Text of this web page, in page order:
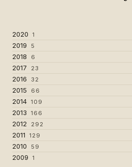
2020 1
2019 5
2018 6
2017 23
2016 32
2015 66
2014 109
2013 166
2012 292
2011 129
2010 59
2009 1